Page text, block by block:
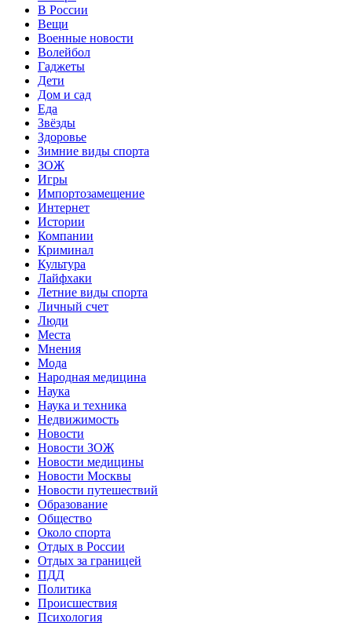
В России
Вещи
Военные новости
Волейбол
Гаджеты
Дети
Дом и сад
Еда
Звёзды
Здоровье
Зимние виды спорта
ЗОЖ
Игры
Импортозамещение
Интернет
Истории
Компании
Криминал
Культура
Лайфхаки
Летние виды спорта
Личный счет
Люди
Места
Мнения
Мода
Народная медицина
Наука
Наука и техника
Недвижимость
Новости
Новости ЗОЖ
Новости медицины
Новости Москвы
Новости путешествий
Образование
Общество
Около спорта
Отдых в России
Отдых за границей
ПДД
Политика
Происшествия
Психология